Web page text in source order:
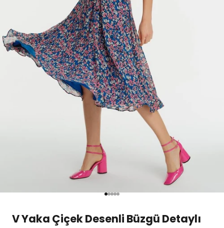
1 ögesine git
2 ögesine git
3 ögesine git
4 ögesine git
5 ögesine git
V Yaka Çiçek Desenli Büzgü Detaylı